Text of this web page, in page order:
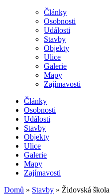
Články
Osobnosti
Události
Stavby
Objekty
Ulice
Galerie
Mapy
Zajímavosti
Články
Osobnosti
Události
Stavby
Objekty
Ulice
Galerie
Mapy
Zajímavosti
Domů » Stavby » Židovská škola